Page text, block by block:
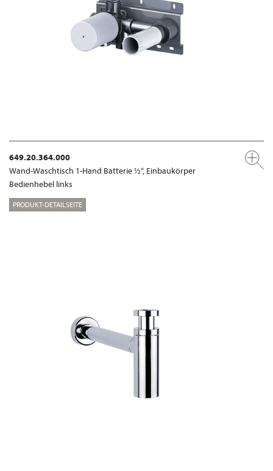
649.20.364.000
Wand-Waschtisch 1-Hand Batterie ½“, Einbaukörper
Bedienhebel links
PRODUKT-DETAILSEITE